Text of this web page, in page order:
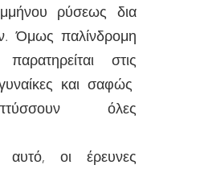
ρύσεως δια
Όμως παλίνδρομη
στις
και σαφώς
όλες
οι έρευνες